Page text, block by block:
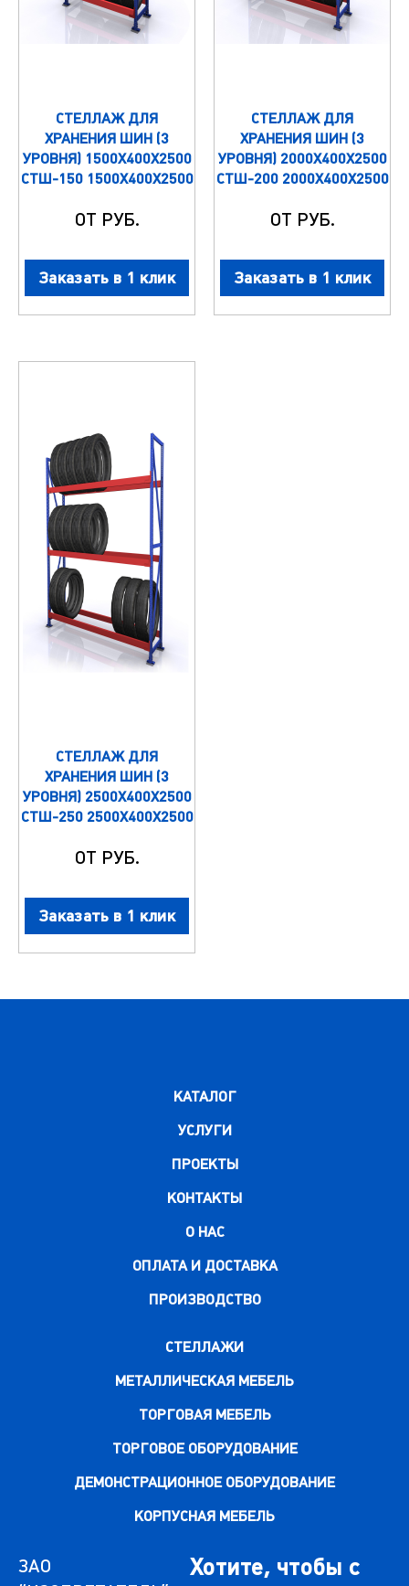
СТЕЛЛАЖ ДЛЯ
ХРАНЕНИЯ ШИН (3
УРОВНЯ) 1500Х400Х2500
СТШ-150 1500Х400Х2500
ОТ РУБ.
Заказать в 1 клик
СТЕЛЛАЖ ДЛЯ
ХРАНЕНИЯ ШИН (3
УРОВНЯ) 2000Х400Х2500
СТШ-200 2000Х400Х2500
ОТ РУБ.
Заказать в 1 клик
СТЕЛЛАЖ ДЛЯ
ХРАНЕНИЯ ШИН (3
УРОВНЯ) 2500Х400Х2500
СТШ-250 2500Х400Х2500
ОТ РУБ.
Заказать в 1 клик
КАТАЛОГ
УСЛУГИ
ПРОЕКТЫ
КОНТАКТЫ
О НАС
ОПЛАТА И ДОСТАВКА
ПРОИЗВОДСТВО
СТЕЛЛАЖИ
МЕТАЛЛИЧЕСКАЯ МЕБЕЛЬ
ТОРГОВАЯ МЕБЕЛЬ
ТОРГОВОЕ ОБОРУДОВАНИЕ
ДЕМОНСТРАЦИОННОЕ ОБОРУДОВАНИЕ
КОРПУСНАЯ МЕБЕЛЬ
ЗАО
Хотите, чтобы с